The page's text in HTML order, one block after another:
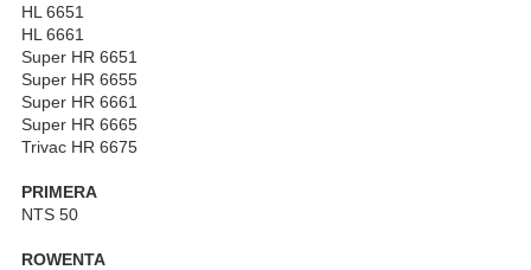
HL 6651
HL 6661
Super HR 6651
Super HR 6655
Super HR 6661
Super HR 6665
Trivac HR 6675
PRIMERA
NTS 50
ROWENTA